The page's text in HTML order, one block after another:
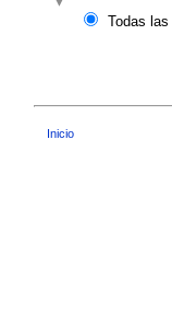
Todas las
Inicio